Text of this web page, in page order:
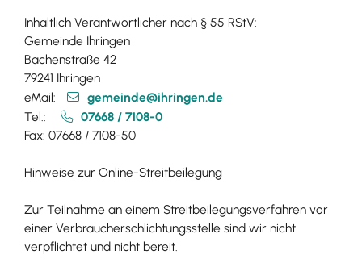
Inhaltlich Verantwortlicher nach § 55 RStV:
Gemeinde Ihringen
Bachenstraße 42
79241 Ihringen
eMail:
gemeinde@ihringen.de
Tel.:
07668 / 7108-0
Fax: 07668 / 7108-50
Hinweise zur Online-Streitbeilegung
Zur Teilnahme an einem Streitbeilegungsverfahren vor
einer Verbraucherschlichtungsstelle sind wir nicht
verpflichtet und nicht bereit.